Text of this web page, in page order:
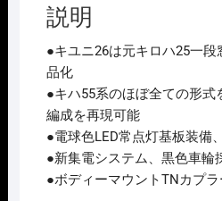
説明
●キユニ26は元キロハ25一
品化
●キハ55系のほぼ全ての形式
編成を再現可能
●電球色LED常点灯基板装備
●新集電システム、黒色車輪
●ボディーマウントTNカプ